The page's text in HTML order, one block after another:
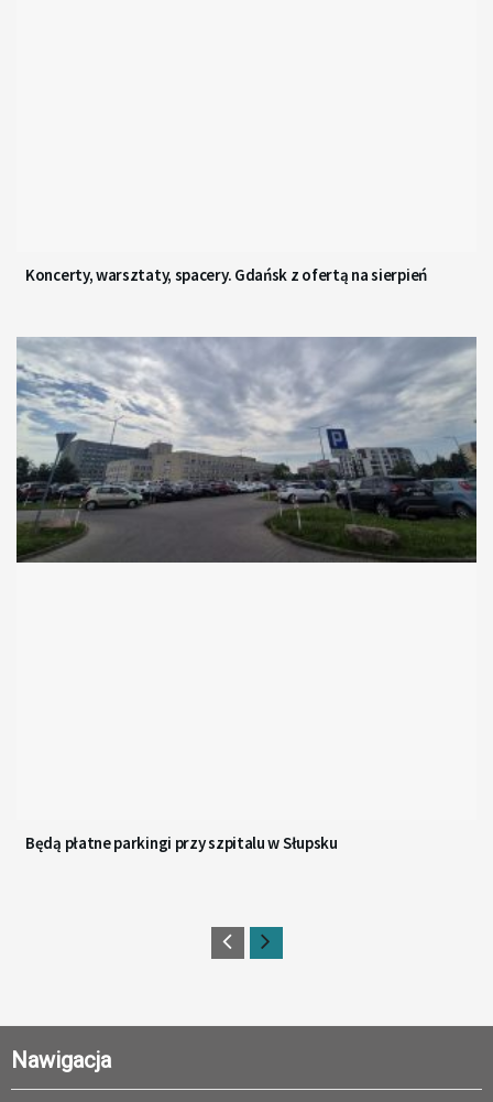
Koncerty, warsztaty, spacery. Gdańsk z ofertą na sierpień
Będą płatne parkingi przy szpitalu w Słupsku
Nawigacja